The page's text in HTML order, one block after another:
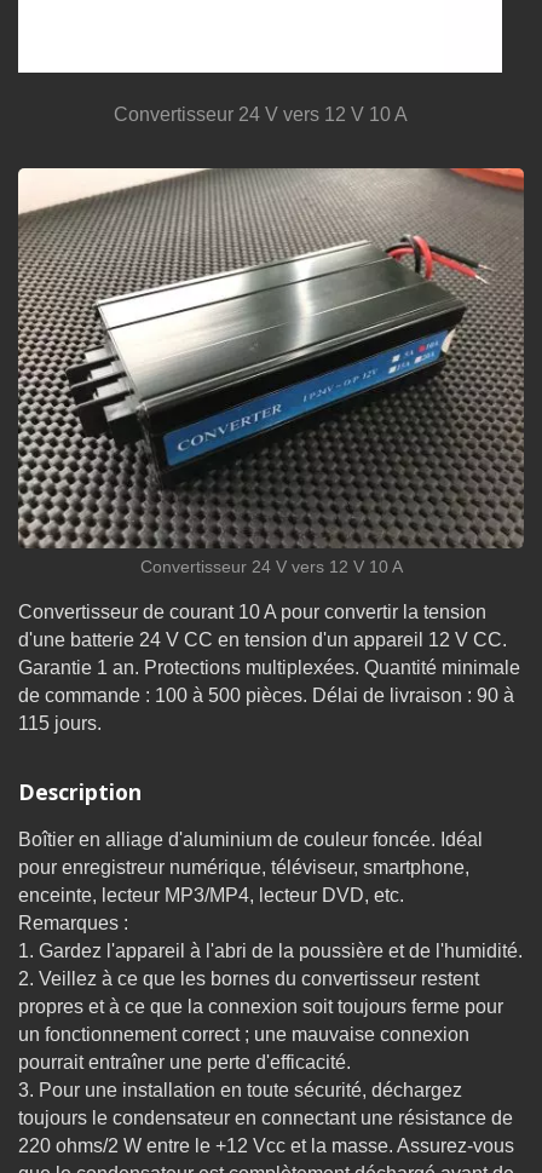
Convertisseur 24 V vers 12 V 10 A
Convertisseur 24 V vers 12 V 10 A
Convertisseur de courant 10 A pour convertir la tension
d'une batterie 24 V CC en tension d'un appareil 12 V CC.
Garantie 1 an. Protections multiplexées. Quantité minimale
de commande : 100 à 500 pièces. Délai de livraison : 90 à
115 jours.
Description
Boîtier en alliage d'aluminium de couleur foncée. Idéal
pour enregistreur numérique, téléviseur, smartphone,
enceinte, lecteur MP3/MP4, lecteur DVD, etc.
Remarques :
1. Gardez l'appareil à l'abri de la poussière et de l'humidité.
2. Veillez à ce que les bornes du convertisseur restent
propres et à ce que la connexion soit toujours ferme pour
un fonctionnement correct ; une mauvaise connexion
pourrait entraîner une perte d'efficacité.
3. Pour une installation en toute sécurité, déchargez
toujours le condensateur en connectant une résistance de
220 ohms/2 W entre le +12 Vcc et la masse. Assurez-vous